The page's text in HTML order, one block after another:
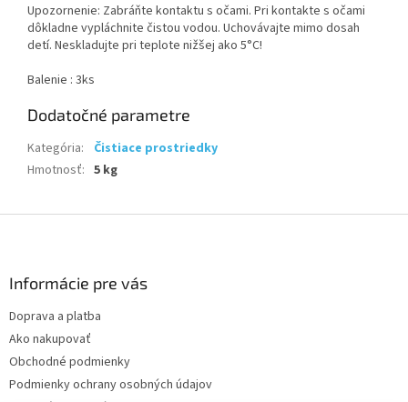
Upozornenie: Zabráňte kontaktu s očami. Pri kontakte s očami
dôkladne vypláchnite čistou vodou. Uchovávajte mimo dosah
detí. Neskladujte pri teplote nižšej ako 5°C!
Balenie : 3ks
Dodatočné parametre
Kategória:
Čistiace prostriedky
Hmotnosť: 5 kg
Informácie pre vás
Doprava a platba
Ako nakupovať
Obchodné podmienky
Podmienky ochrany osobných údajov